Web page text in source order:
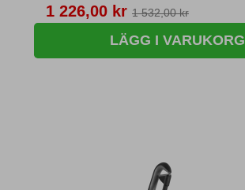
Pris
1 226,00 kr 1 532,00 kr
LÄGG I VARUKORG